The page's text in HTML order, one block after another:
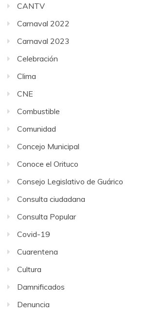
CANTV
Carnaval 2022
Carnaval 2023
Celebración
Clima
CNE
Combustible
Comunidad
Concejo Municipal
Conoce el Orituco
Consejo Legislativo de Guárico
Consulta ciudadana
Consulta Popular
Covid-19
Cuarentena
Cultura
Damnificados
Denuncia